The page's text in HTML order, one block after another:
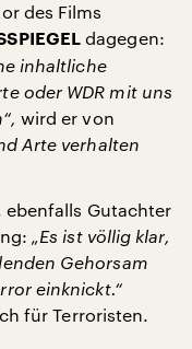
des Films
dagegen:
inhaltliche
oder WDR mit uns
wird er von
Arte verhalten
ebenfalls Gutachter
„Es ist völlig klar,
Gehorsam
einknickt.“
für Terroristen.